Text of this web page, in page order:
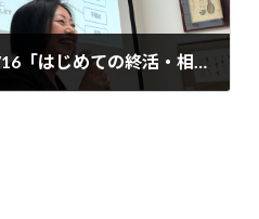
【報告】2025/7/16「はじめての終活・相続セミナー」開催しました！